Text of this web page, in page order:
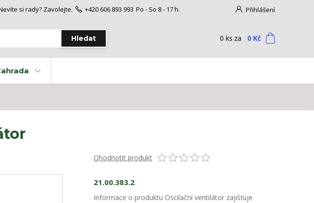
Přihlášení
Hledat
si rady? Zavolejte. +420 606 893 993 Po - So 8 - 17 h.
0 ks za 0 Kč
Ohodnotit produkt
21.00.383.2
Informace o produktu Oscilační ventilátor zajišťuje